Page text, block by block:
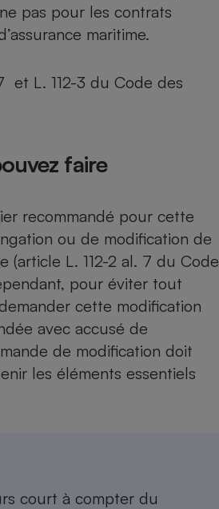
pas pour les contrats
maritime.
et L. 112-3 du Code des
faire
recommandé pour cette
ou de modification de
(article L. 112-2 al. 7 du Code
pour éviter tout
cette modification
avec accusé de
de modification doit
les éléments essentiels
court à compter du